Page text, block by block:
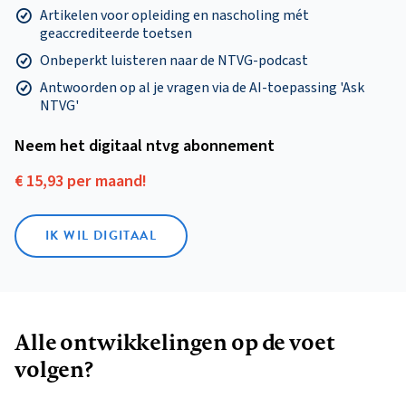
Artikelen voor opleiding en nascholing mét
geaccrediteerde toetsen
Onbeperkt luisteren naar de NTVG-podcast
Antwoorden op al je vragen via de AI-toepassing 'Ask
NTVG'
Neem het digitaal ntvg abonnement
€ 15,93 per maand!
IK WIL DIGITAAL
Alle ontwikkelingen op de voet
volgen?